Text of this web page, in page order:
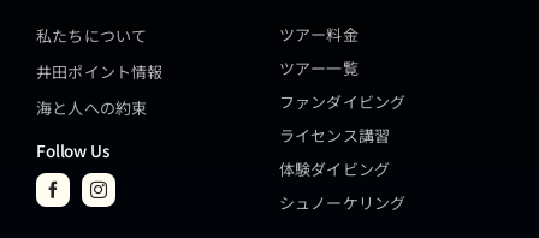
私たちについて
井田ポイント情報
海と人への約束
Follow Us
ツアー料金
ツアー一覧
ファンダイビング
ライセンス講習
体験ダイビング
シュノーケリング